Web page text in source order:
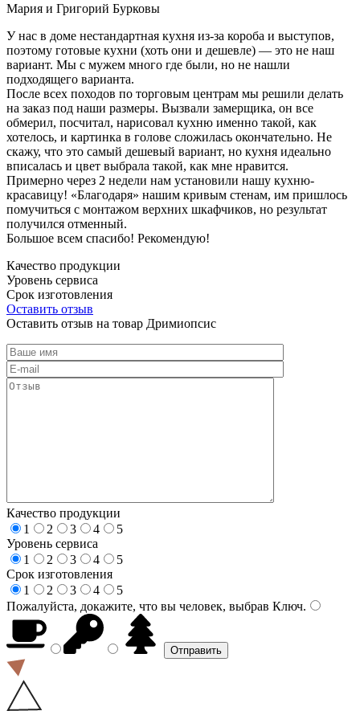
Мария и Григорий Бурковы
У нас в доме нестандартная кухня из-за короба и выступов,
поэтому готовые кухни (хоть они и дешевле) — это не наш
вариант. Мы с мужем много где были, но не нашли
подходящего варианта.
После всех походов по торговым центрам мы решили делать
на заказ под наши размеры. Вызвали замерщика, он все
обмерил, посчитал, нарисовал кухню именно такой, как
хотелось, и картинка в голове сложилась окончательно. Не
скажу, что это самый дешевый вариант, но кухня идеально
вписалась и цвет выбрала такой, как мне нравится.
Примерно через 2 недели нам установили нашу кухню-
красавицу! «Благодаря» нашим кривым стенам, им пришлось
помучиться с монтажом верхних шкафчиков, но результат
получился отменный.
Большое всем спасибо! Рекомендую!
Качество продукции
Уровень сервиса
Срок изготовления
Оставить отзыв
Оставить отзыв на товар Дримиопсис
Качество продукции
1
2 3 4
5
Уровень сервиса
1
2 3 4
5
Срок изготовления
1
2 3 4
5
Пожалуйста, докажите, что вы человек, выбрав Ключ.